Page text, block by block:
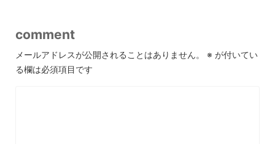
comment
メールアドレスが公開されることはありません。 ※ が付いてい
る欄は必須項目です